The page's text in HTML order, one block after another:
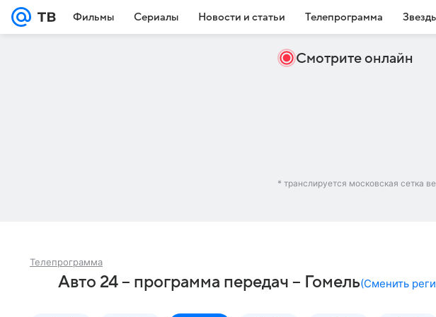
Фильмы Сериалы Новости и статьи Телепрограмма
Смотрите онлайн
* транслируется московская сетка
Телепрограмма
Авто 24 – программа передач – Гомель(Сменить